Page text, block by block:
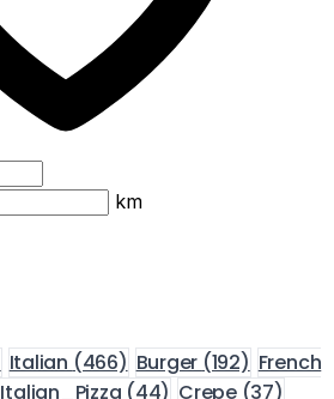
km
Italian (466) Burger (192) French
Italian_Pizza (44) Crepe (37)